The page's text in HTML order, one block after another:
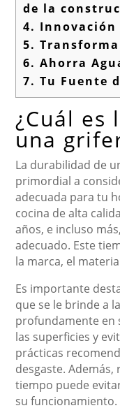
de la
4. Innovación
5.
6. Ahorra
7. Tu Fuente
¿Cuál es
una
La durabilidad de
primordial a
adecuada para tu
cocina de alta
años, e incluso
adecuado. Este
la marca, el
Es importante
que se le brinde a
profundamente en
las superficies y
prácticas
desgaste.
tiempo puede
su funcionamiento.